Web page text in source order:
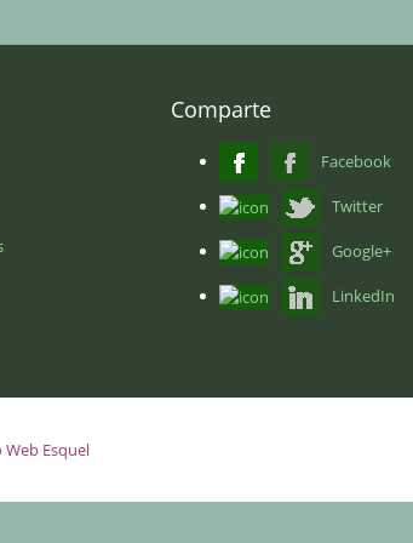
Comparte
Facebook
Twitter
Google+
LinkedIn
Web Esquel